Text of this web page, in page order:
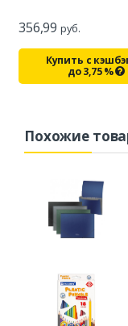
356,99 руб.
Купить с
до3,75%
Похожие